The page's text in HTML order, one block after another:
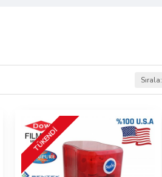
Sırala:
TÜKENDI